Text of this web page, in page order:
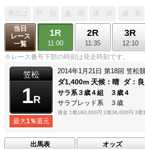
帯広ば 門 別 盛 岡 水 沢 浦 和
当日
レース
一覧
1R
11:00
2R
11:35
3R
12:10
※レース番号下部の時刻は発走時刻です。
笠松
1R
最大1％還元
2014年1月21日 第18回 笠松
ダ1,400m 天候： 晴 ダ： 良
サラ系３歳４組 ３歳４
サラブレッド系 ３歳
賞金 1着180,000円 2着36,000円 3着
出馬表 オッズ